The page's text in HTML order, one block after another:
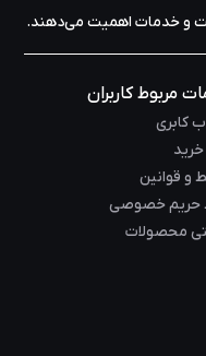
و خدمات اهمیت می‌دهند.
مربوط کاربران
کابری
و قوانین
حریم خصوصی
محصولات